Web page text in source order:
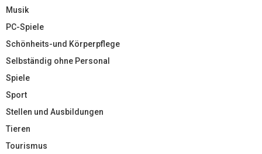
Musik
PC-Spiele
Schönheits-und Körperpflege
Selbständig ohne Personal
Spiele
Sport
Stellen und Ausbildungen
Tieren
Tourismus